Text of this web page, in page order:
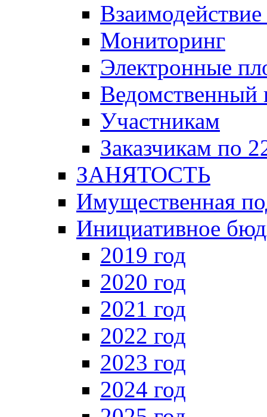
Мониторинг
Электронные
Ведомственный
Участникам
Заказчикам по
ЗАНЯТОСТЬ
Имущественная
Инициативное
2019 год
2020 год
2021 год
2022 год
2023 год
2024 год